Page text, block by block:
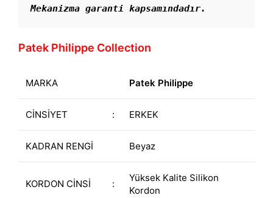
Mekanizma garanti kapsamındadır.
Patek Philippe Collection
MARKA Patek Philippe
CİNSİYET : ERKEK
KADRAN RENGİ Beyaz
KORDON CİNSİ :
Yüksek Kalite Silikon
Kordon